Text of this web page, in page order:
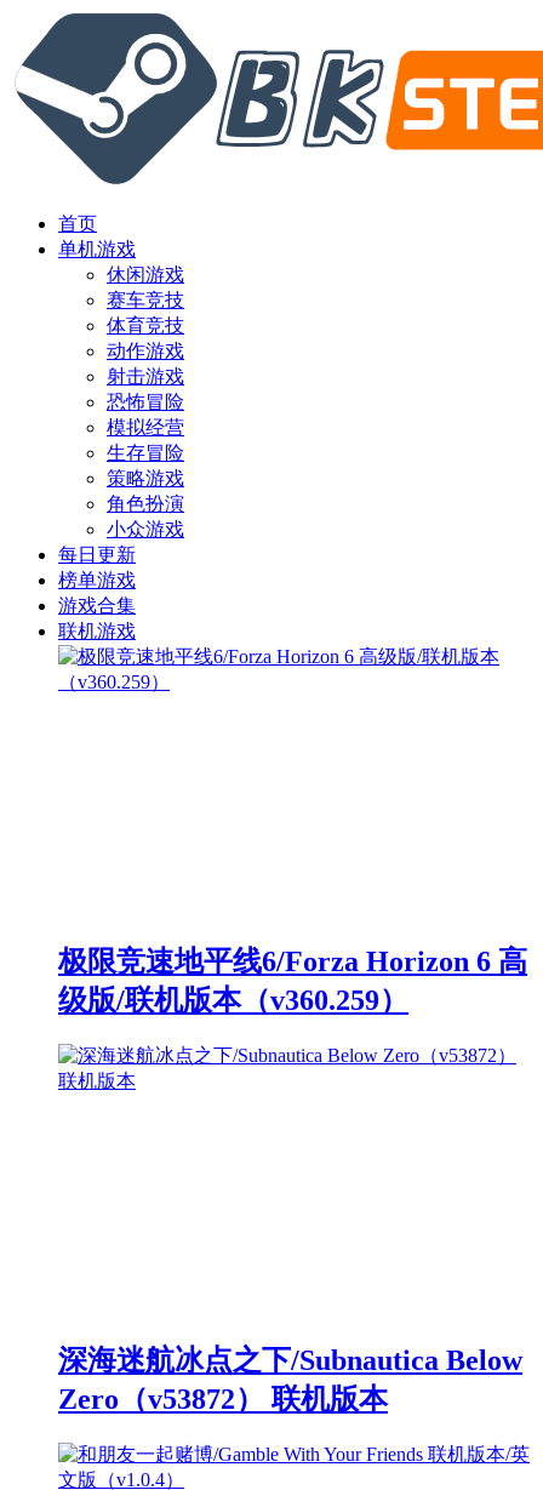
首页
单机游戏
休闲游戏
赛车竞技
体育竞技
动作游戏
射击游戏
恐怖冒险
模拟经营
生存冒险
策略游戏
角色扮演
小众游戏
每日更新
榜单游戏
游戏合集
联机游戏
极限竞速地平线6/Forza Horizon 6 高
级版/联机版本（v360.259）
深海迷航冰点之下/Subnautica Below
Zero（v53872） 联机版本